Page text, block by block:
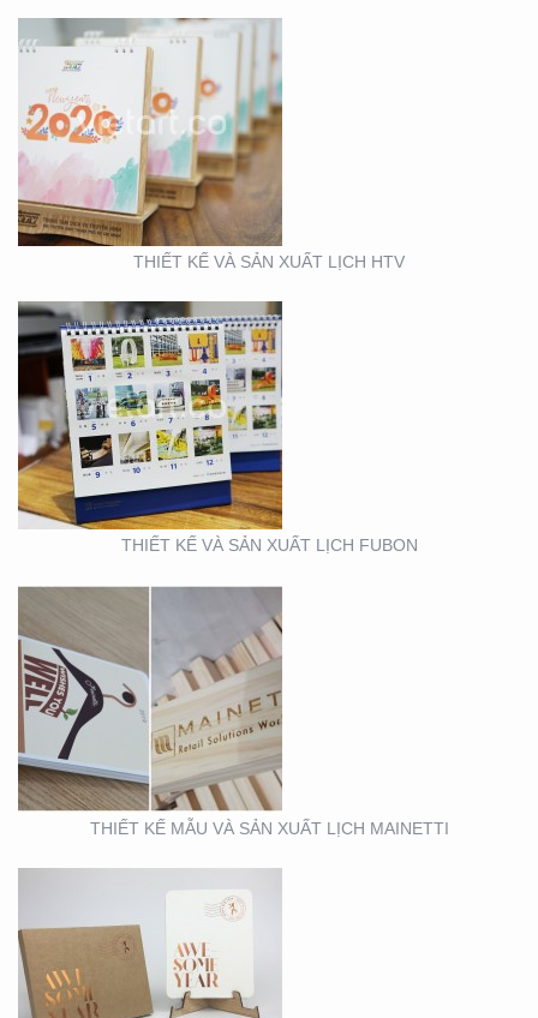
THIẾT KẾ VÀ SẢN XUẤT LỊCH HTV
THIẾT KẾ VÀ SẢN XUẤT
LỊCH FUBON
THIẾT KẾ VÀ SẢN XUẤT LỊCH FUBON
THIẾT KẾ MẪU VÀ SẢN
XUẤT LỊCH MAINETTI
THIẾT KẾ MẪU VÀ SẢN XUẤT LỊCH MAINETTI
MẪU THIẾT KẾ LỊCH
TẾT
MẪU THIẾT KẾ THIỆP
TẾT RICHS